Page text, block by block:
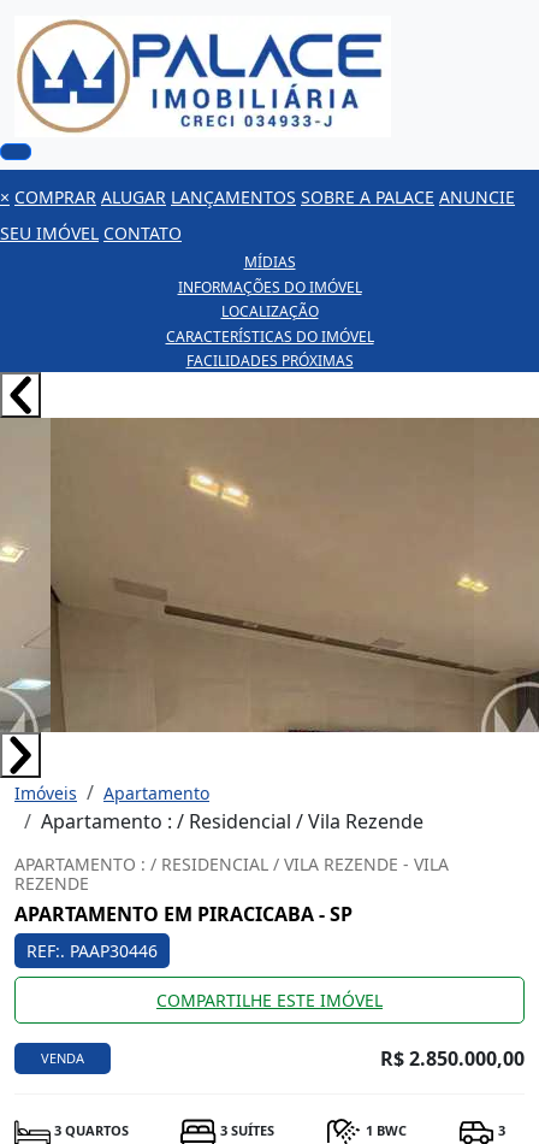
× COMPRAR ALUGAR LANÇAMENTOS SOBRE A PALACE ANUNCIE
SEU IMÓVEL CONTATO
MÍDIAS
INFORMAÇÕES DO IMÓVEL
LOCALIZAÇÃO
CARACTERÍSTICAS DO IMÓVEL
FACILIDADES PRÓXIMAS
Imóveis Apartamento
Apartamento : / Residencial / Vila Rezende
APARTAMENTO : / RESIDENCIAL / VILA REZENDE - VILA
REZENDE
APARTAMENTO EM PIRACICABA - SP
REF:. PAAP30446
COMPARTILHE ESTE IMÓVEL
VENDA R$ 2.850.000,00
3 QUARTOS 3 SUÍTES 1 BWC 3